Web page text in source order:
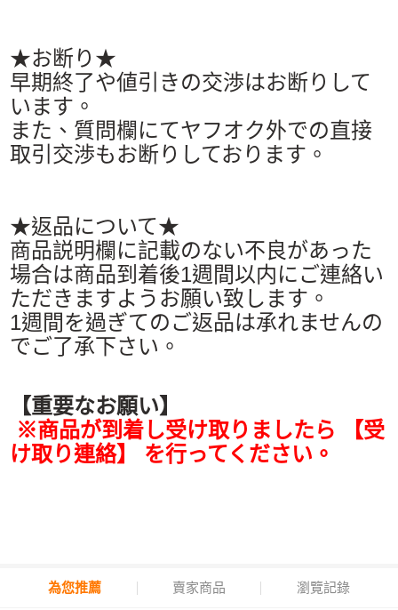
★お断り★
早期終了や値引きの交渉はお断りして
います。
また、質問欄にてヤフオク外での直接
取引交渉もお断りしております。
★返品について★
商品説明欄に記載のない不良があった
場合は商品到着後1週間以内にご連絡い
ただきますようお願い致します。
1週間を過ぎてのご返品は承れませんの
でご了承下さい。
【重要なお願い】
※商品が到着し受け取りましたら 【受
け取り連絡】 を行ってください。
為您推薦 賣家商品 瀏覽記錄